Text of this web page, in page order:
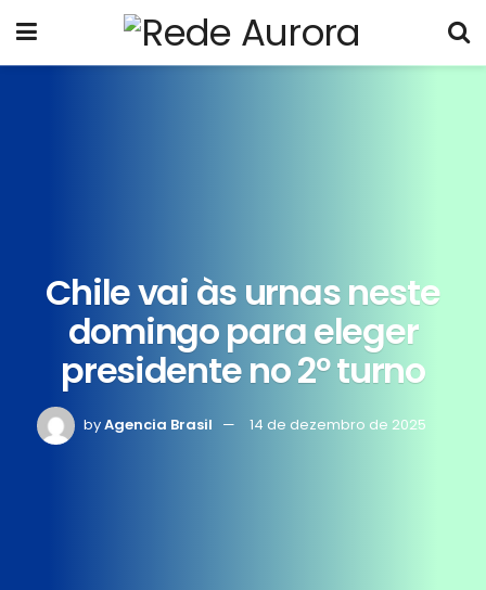
Chile vai às urnas neste
domingo para eleger
presidente no 2º turno
byAgencia Brasil 14 de dezembro de 2025